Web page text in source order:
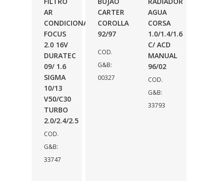
AR
CONDICIONADO
FOCUS
2.0 16V
DURATEC
09/ 1.6
SIGMA
10/13
V50/C30
TURBO
2.0/2.4/2.5
COD.
G&B:
33747
CARTER
COROLLA
92/97
COD.
G&B:
00327
AGUA
CORSA
1.0/1.4/1.6
C/ ACD
MANUAL
96/02
COD.
G&B:
33793